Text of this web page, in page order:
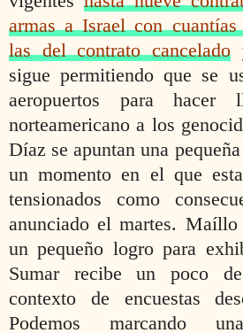
armas a Israel con
las del contrato cancelado
sigue permitiendo que se
aeropuertos para hacer
norteamericano a los
Díaz se apuntan una
un momento en el que
tensionados como
anunciado el martes.
un pequeño logro para
Sumar recibe un poco
contexto de encuestas
Podemos marcando